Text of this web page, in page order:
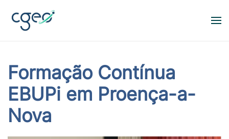
Skip to main content
Formação Contínua
EBUPi em Proença-a-
Nova